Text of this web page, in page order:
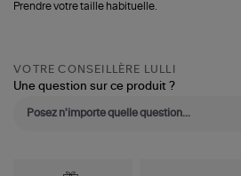
Prendre votre taille habituelle.
VOTRE CONSEILLÈRE LULLI
Une question sur ce produit ?